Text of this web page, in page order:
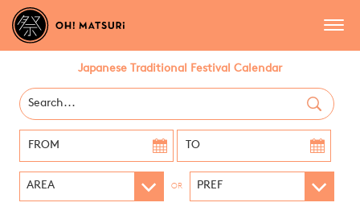
Japanese Traditional Festival Calendar
OR